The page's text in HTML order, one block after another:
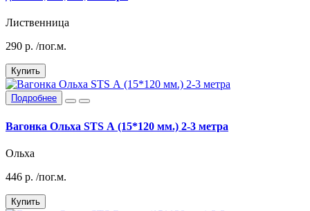
Лиственница
290 р. /пог.м.
Купить
Подробнее
Вагонка Ольха STS А (15*120 мм.) 2-3 метра
Ольха
446 р. /пог.м.
Купить